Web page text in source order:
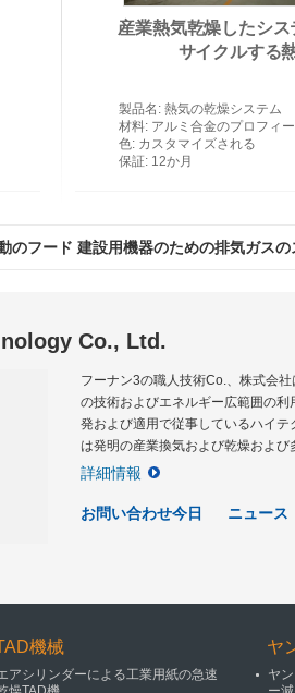
産業熱気乾燥したシス
サイクルする
製品名 : 熱気の乾燥システム
材料: アルミ合金のプロフィール、ステン
色: カスタマイズされる
保証: 12か月
のフード 建設用機器のための排気ガスの
Co., Ltd.
フーナン3の職人技術Co.、株式会
の技術およびエネルギー広範囲の利
発および適用で従事しているハイテ
は発明の産業換気および乾燥および
ャップをうめた、楽しむ換気の分野
の乾燥の高い評判をある実用新案権
詳細情報
お問い合わせ今日 ニュース
機械
アシリンダーによる工業用紙の急速
ヤ
ヤ